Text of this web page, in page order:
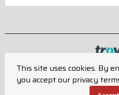
This site uses cookies. By
you accept our privacy
Tüm hakları